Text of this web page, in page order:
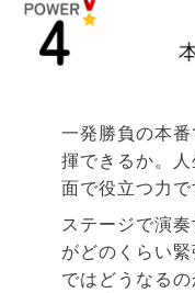
一発勝負の本
揮できるか。
面で役立つ力で
ステージで演
がどのくらい
ではどうなる